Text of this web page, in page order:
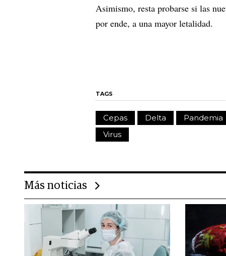
Asimismo, resta probarse si las
por ende, a una mayor letalidad.
TAGS
Cepas Delta Pandemia
Virus
Más noticias